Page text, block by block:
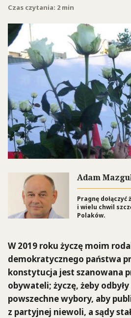
Czas czytania: 2 min
Adam
Pragnę
i wielu chwil
Polaków.
W 2019 roku życzę moim
demokratycznego państwa
konstytucja jest szanowana
obywateli; życzę, żeby
powszechne wybory, aby
z partyjnej niewoli, a sądy